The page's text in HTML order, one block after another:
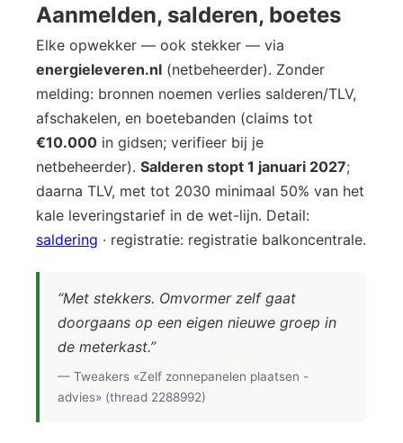
Aanmelden, salderen, boetes
Elke opwekker — ook stekker — via
energieleveren.nl (netbeheerder). Zonder
melding: bronnen noemen verlies salderen/TLV,
afschakelen, en boetebanden (claims tot
€10.000 in gidsen; verifieer bij je
netbeheerder). Salderen stopt 1 januari 2027;
daarna TLV, met tot 2030 minimaal 50% van het
kale leveringstarief in de wet-lijn. Detail:
saldering · registratie: registratie balkoncentrale.
“Met stekkers. Omvormer zelf gaat
doorgaans op een eigen nieuwe groep in
de meterkast.”
— Tweakers «Zelf zonnepanelen plaatsen -
advies» (thread 2288992)